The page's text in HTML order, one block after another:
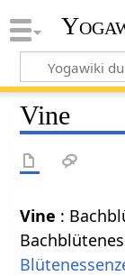
Vine
Vine :